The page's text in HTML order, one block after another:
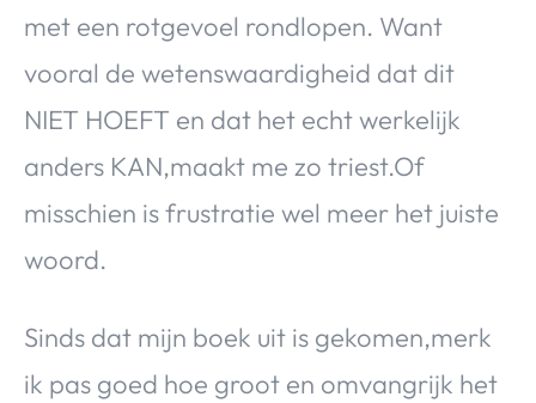
met een rotgevoel rondlopen. Want
vooral de wetenswaardigheid dat dit
NIET HOEFT en dat het echt werkelijk
anders KAN,maakt me zo triest.Of
misschien is frustratie wel meer het juiste
woord.
Sinds dat mijn boek uit is gekomen,merk
ik pas goed hoe groot en omvangrijk het